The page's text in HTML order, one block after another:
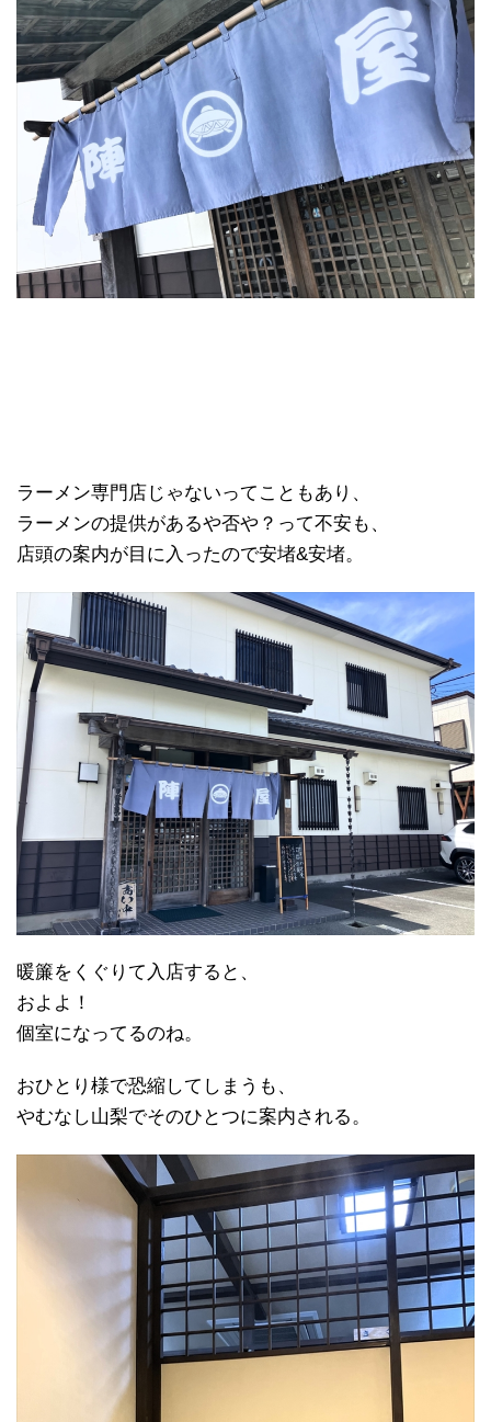
ラーメン専門店じゃないってこともあり、
ラーメンの提供があるや否や？って不安も、
店頭の案内が目に入ったので安堵&安堵。
暖簾をくぐりて入店すると、
およよ！
個室になってるのね。
おひとり様で恐縮してしまうも、
やむなし山梨でそのひとつに案内される。